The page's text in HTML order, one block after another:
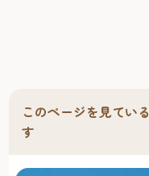
このページを見てい
す